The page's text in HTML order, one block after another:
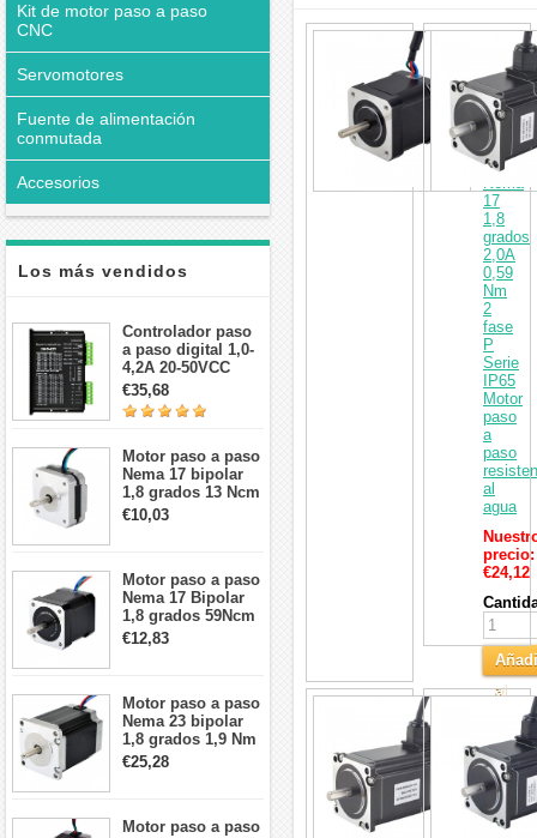
Kit de motor paso a paso
CNC
Servomotores
Fuente de alimentación
conmutada
Accesorios
Los más vendidos
Controlador paso
a paso digital 1,0-
4,2A 20-50VCC
para motor paso a
paso Nema 17, 23,
24
€35,68
Motor paso a paso
Nema 17 bipolar
1,8 grados 13 Ncm
1A 3,5 V
42x42x20mm 4
€10,03
Motor paso a paso
Nema 17 Bipolar
1,8 grados 59Ncm
2A 42x48mm 4
cables compatible
€12,83
Motor paso a paso
Nema 23 bipolar
1,8 grados 1,9 Nm
2,8 A 3,2 V
57x57x76mm 4
€25,28
Motor paso a paso
interesar
Motor
paso
a
paso
a
prueba
de
agua
Nema
17
1,8
grados
2,0A
0,59
Nm
2
fase
P
Serie
IP65
Motor
paso
a
paso
al
agua
precio:
€24,12
al
a
paso
de
bucle
cerrado
Nema